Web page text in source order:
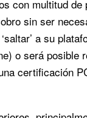
con multitud
sin ser
a su
o será posible
certificación